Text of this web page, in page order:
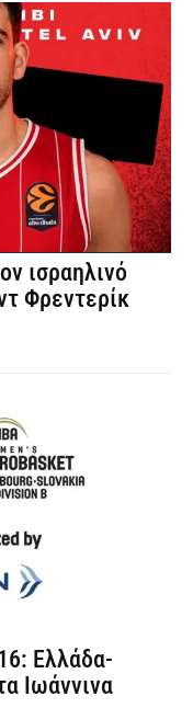
ισραηλινό
Φρεντερίκ
Ελλάδα-
Ιωάννινα